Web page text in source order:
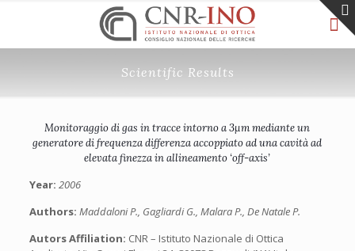
Scientific Results
Monitoraggio di gas in tracce intorno a 3µm mediante un
generatore di frequenza differenza accoppiato ad una cavità ad
elevata finezza in allineamento ‘off-axis’
Year: 2006
Authors: Maddaloni P., Gagliardi G., Malara P., De Natale P.
Autors Affiliation: CNR – Istituto Nazionale di Ottica